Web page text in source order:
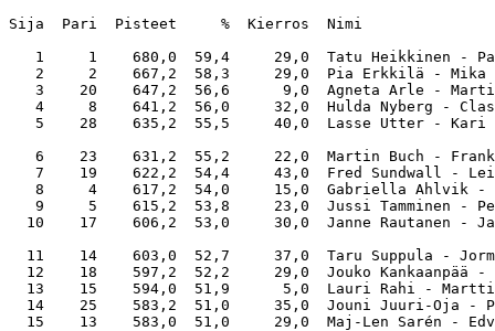
Sija  Pari  Pisteet     %
1     1    680,0  59,4     29,0  Tatu
2     2    667,2  58,3     29,0  Pia
3    20    647,2  56,6      9,0
4     8    641,2  56,0     32,0  Hulda
5    28    635,2  55,5     40,0  Lasse
6    23    631,2  55,2     22,0  Martin
7    19    622,2  54,4     43,0  Fred
8     4    617,2  54,0     15,0  Gabriella
9     5    615,2  53,8     23,0  Jussi
10    17    606,2  53,0     30,0  Janne
11    14    603,0  52,7     37,0  Taru
12    18    597,2  52,2     29,0  Jouko
13    15    594,0  51,9      5,0  Lauri
14    25    583,2  51,0     35,0  Jouni
15    13    583,0  51,0     29,0  Maj-Len